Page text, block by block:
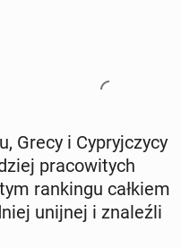
Grecy i Cy­pryj­czy­cy
pra­co­wi­tych
ran­kin­gu całkiem
unijnej i zna­leź­li